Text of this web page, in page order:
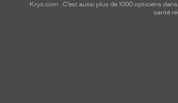
Krys.com : C’est aussi plus de 1000 opticiens
santé